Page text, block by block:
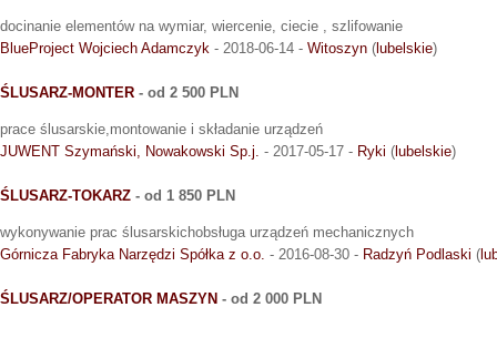
docinanie elementów na wymiar, wiercenie, ciecie , szlifowanie
BlueProject Wojciech Adamczyk - 2018-06-14 - Witoszyn ( lubelskie)
ŚLUSARZ-MONTER - od 2 500 PLN
prace ślusarskie,montowanie i składanie urządzeń
JUWENT Szymański, Nowakowski Sp.j. - 2017-05-17 - Ryki ( lubelskie)
ŚLUSARZ-TOKARZ - od 1 850 PLN
wykonywanie prac ślusarskichobsługa urządzeń mechanicznych
Górnicza Fabryka Narzędzi Spółka z o.o. - 2016-08-30 - Radzyń Podlaski (
ŚLUSARZ/OPERATOR MASZYN - od 2 000 PLN